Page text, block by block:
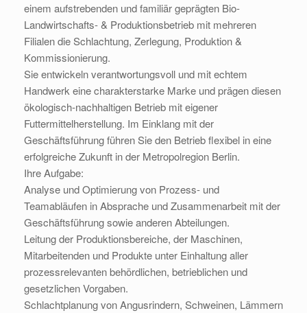
einem aufstrebenden und familiär geprägten Bio-
Landwirtschafts- & Produktionsbetrieb mit mehreren
Filialen die Schlachtung, Zerlegung, Produktion &
Kommissionierung.
Sie entwickeln verantwortungsvoll und mit echtem
Handwerk eine charakterstarke Marke und prägen diesen
ökologisch-nachhaltigen Betrieb mit eigener
Futtermittelherstellung. Im Einklang mit der
Geschäftsführung führen Sie den Betrieb flexibel in eine
erfolgreiche Zukunft in der Metropolregion Berlin.
Ihre Aufgabe:
Analyse und Optimierung von Prozess- und
Teamabläufen in Absprache und Zusammenarbeit mit der
Geschäftsführung sowie anderen Abteilungen.
Leitung der Produktionsbereiche, der Maschinen,
Mitarbeitenden und Produkte unter Einhaltung aller
prozessrelevanten behördlichen, betrieblichen und
gesetzlichen Vorgaben.
Schlachtplanung von Angusrindern, Schweinen, Lämmern